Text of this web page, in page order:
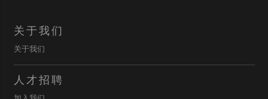
关于我们
关于我们
人才招聘